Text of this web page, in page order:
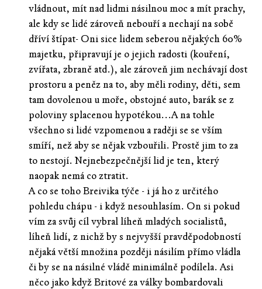
vládnout, mít nad lidmi násilnou moc a mít prachy,
ale kdy se lidé zároveň nebouří a nechají na sobě
dříví štípat- Oni sice lidem seberou nějakých 60%
majetku, připravují je o jejich radosti (kouření,
zvířata, zbraně atd.), ale zároveň jim nechávají dost
prostoru a peněz na to, aby měli rodiny, děti, sem
tam dovolenou u moře, obstojné auto, barák se z
poloviny splacenou hypotékou...A na tohle
všechno si lidé vzpomenou a raději se se vším
smíří, než aby se nějak vzbouřili. Prostě jim to za
to nestojí. Nejnebezpečnější lid je ten, který
naopak nemá co ztratit.
A co se toho Breivika týče - i já ho z určitého
pohledu chápu - i když nesouhlasím. On si pokud
vím za svůj cíl vybral líheň mladých socialistů,
líheň lidí, z nichž by s nejvyšší pravděpodobností
nějaká větší množina později násilím přímo vládla
či by se na násilné vládě minimálně podílela. Asi
něco jako když Britové za války bombardovali